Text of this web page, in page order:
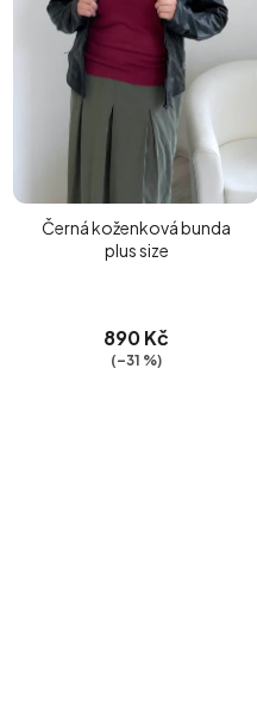
Černá koženková bunda
plus size
890 Kč
(–31 %)